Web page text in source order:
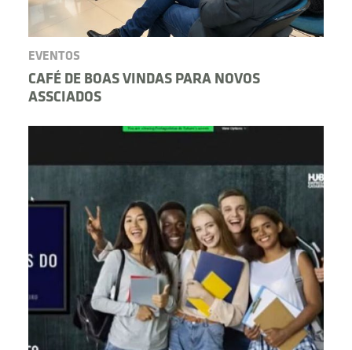
EVENTOS
CAFÉ DE BOAS VINDAS PARA NOVOS
ASSCIADOS